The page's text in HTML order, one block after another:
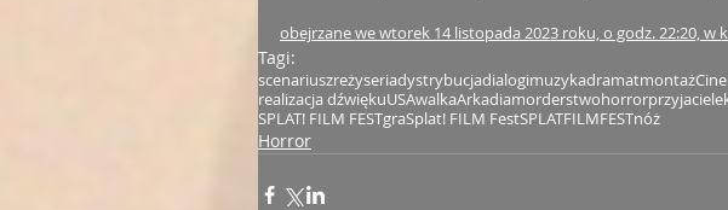
obejrzane we wtorek 14 listopada 2023 roku, o godz. 22:20, w
Tagi:
scenariuszreżyseriadystrybucjadialogimuzykadramatmontaż
realizacja dźwiękuUSAwalkaArkadiamorderstwohorrorprzyjaciele
SPLAT! FILM FESTgraSplat! FILM FestSPLATFILMFESTnóż
Horror